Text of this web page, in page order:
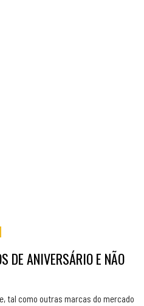
DE ANIVERSÁRIO E NÃO
tal como outras marcas do mercado